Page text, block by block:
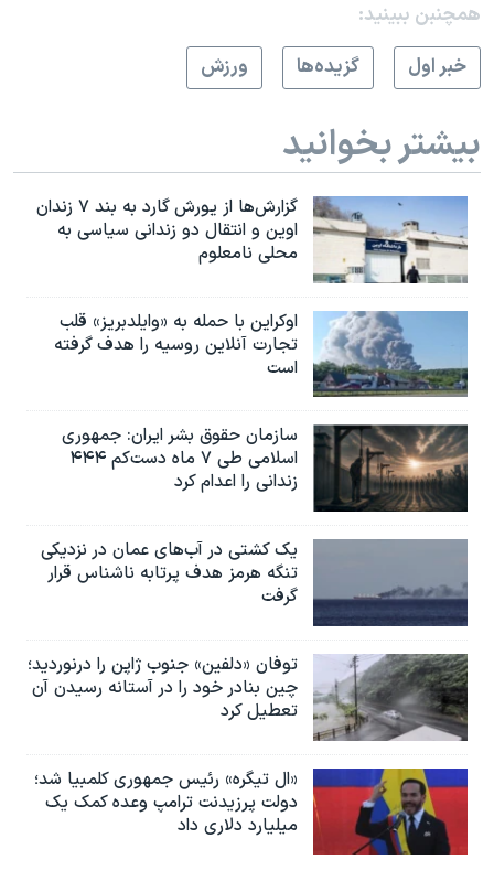
صفحه‌های ویژه
سفر پرزیدنت ترامپ به چین
همچنبن ببینید:
خبر اول
گزيده‌ها ورزش
بیشتر بخوانید
گزارش‌ها از یورش گارد به بند ۷ زندان
اوین و انتقال دو زندانی سیاسی به
محلی نامعلوم
اوکراین با حمله به «وایلدبریز» قلب
تجارت آنلاین روسیه را هدف گرفته
است
سازمان حقوق بشر ایران: جمهوری
اسلامی طی ۷ ماه دست‌کم ۴۴۴
زندانی را اعدام کرد
یک کشتی در آب‌های عمان در نزدیکی
تنگه هرمز هدف پرتابه ناشناس قرار
گرفت
توفان «دلفین» جنوب ژاپن را درنوردید؛
چین بنادر خود را در آستانه رسیدن آن
تعطیل کرد
«ال تیگره» رئیس جمهوری کلمبیا شد؛
دولت پرزیدنت ترامپ وعده کمک یک
میلیارد دلاری داد